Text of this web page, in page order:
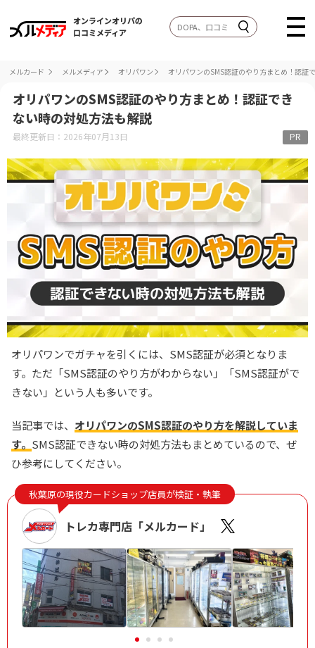
オンラインオリパの
口コミメディア
メルカード メルメディア オリパワン オリパワンのSMS認証のやり方まとめ！認証
オリパワンのSMS認証のやり方まとめ！認証でき
ない時の対処方法も解説
最終更新日：2026年07月13日 PR
オリパワンでガチャを引くには、SMS認証が必須となりま
す。ただ「SMS認証のやり方がわからない」「SMS認証がで
きない」という人も多いです。
当記事では、 オリパワンのSMS認証のやり方を解説していま
す。 SMS認証できない時の対処方法もまとめているので、ぜ
ひ参考にしてください。
秋葉原の現役カードショップ店員が検証・執筆
トレカ専門店「メルカード」